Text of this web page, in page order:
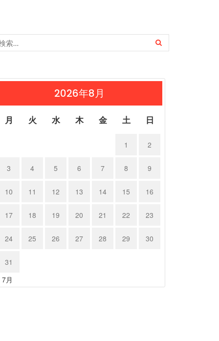
2026年8月
月 火 水 木 金 土 日
1 2
3 4 5 6 7 8 9
10 11 12 13 14 15 16
17 18 19 20 21 22 23
24 25 26 27 28 29 30
31
7月